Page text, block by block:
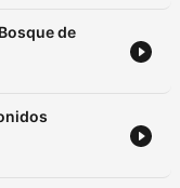
de